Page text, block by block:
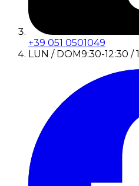
+39 051 0501049
LUN / DOM9:30-12:30 /